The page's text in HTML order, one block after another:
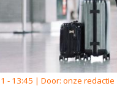
- 13:45 | Door: onze redactie